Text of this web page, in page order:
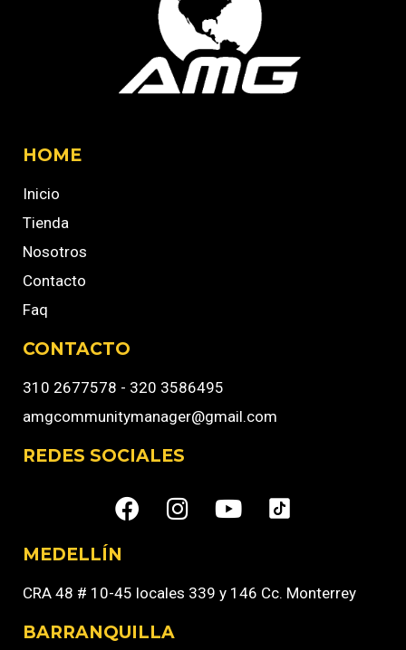
HOME
Inicio
Tienda
Nosotros
Contacto
Faq
CONTACTO
310 2677578 - 320 3586495
amgcommunitymanager@gmail.com
REDES SOCIALES
MEDELLÍN
CRA 48 # 10-45 locales 339 y 146 Cc. Monterrey
BARRANQUILLA